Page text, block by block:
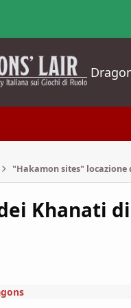
"Hakamon sites" locazione
Khanati di